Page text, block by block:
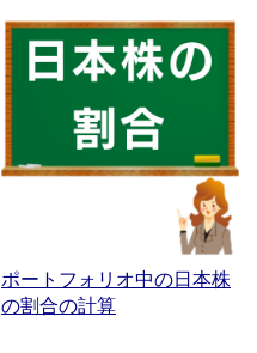
ポートフォリオ中の日本株
の割合の計算